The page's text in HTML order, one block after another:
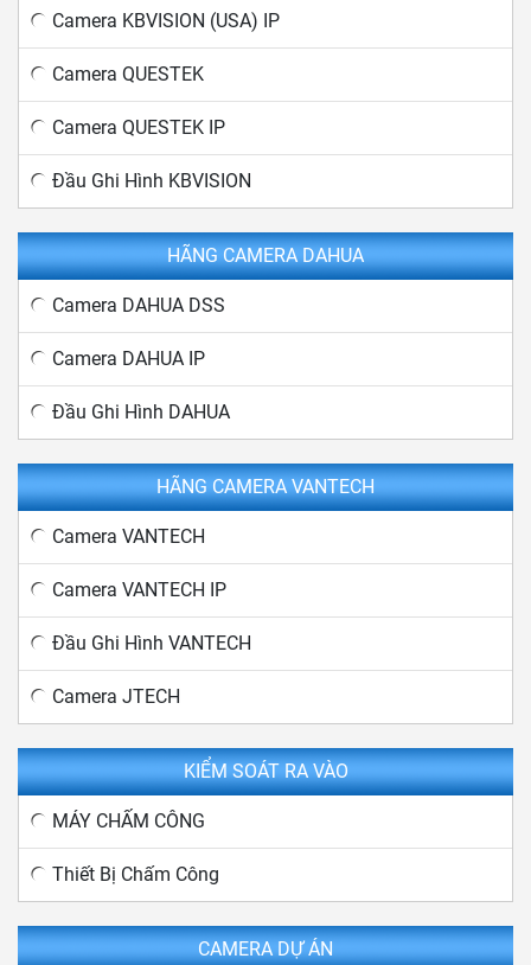
Camera KBVISION (USA) IP
Camera QUESTEK
Camera QUESTEK IP
Đầu Ghi Hình KBVISION
HÃNG CAMERA DAHUA
Camera DAHUA DSS
Camera DAHUA IP
Đầu Ghi Hình DAHUA
HÃNG CAMERA VANTECH
Camera VANTECH
Camera VANTECH IP
Đầu Ghi Hình VANTECH
Camera JTECH
KIỂM SOÁT RA VÀO
MÁY CHẤM CÔNG
Thiết Bị Chấm Công
CAMERA DỰ ÁN